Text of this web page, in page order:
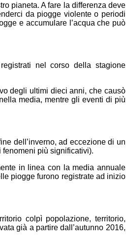
pianeta. A fare la differenza deve
da piogge violente o periodi
e accumulare l’acqua che può
nel corso della stagione
degli ultimi dieci anni, che causò
media, mentre gli eventi di più
dell’inverno, ad eccezione di un
fenomeni più significativi).
in linea con la media annuale
piogge furono registrate ad inizio
colpì popolazione, territorio,
già a partire dall’autunno 2016,